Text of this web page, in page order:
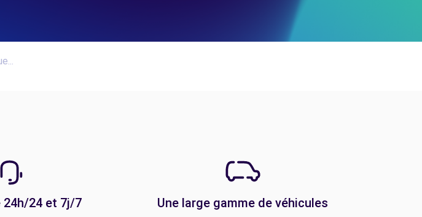
24 et 7j/7 Une large gamme de véhicules